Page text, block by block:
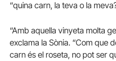
“quina carn, la teva o la
“Amb aquella vinyeta molta
exclama la Sònia. “Com que
carn és el roseta, no pot ser